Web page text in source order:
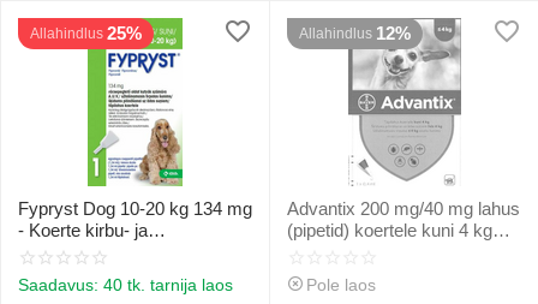
Allahindlus 25%
Fypryst Dog 10-20 kg 134 mg
- Koerte kirbu- ja
puukideinvasioonide
Saadavus: 40 tk. tarnija laos
Allahindlus 12%
Advantix 200 mg/40 mg lahus
(pipetid) koertele kuni 4 kg
Pole laos